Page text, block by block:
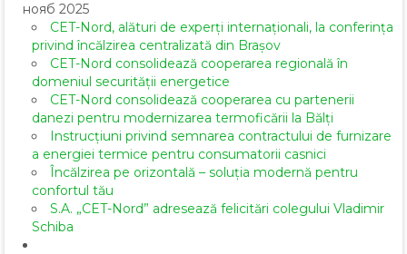
нояб 2025
CET-Nord, alături de experți internaționali, la conferința
privind încălzirea centralizată din Brașov
CET-Nord consolidează cooperarea regională în
domeniul securității energetice
CET-Nord consolidează cooperarea cu partenerii
danezi pentru modernizarea termoficării la Bălți
Instrucțiuni privind semnarea contractului de furnizare
a energiei termice pentru consumatorii casnici
Încălzirea pe orizontală – soluția modernă pentru
confortul tău
S.A. „CET-Nord” adresează felicitări colegului Vladimir
Schiba